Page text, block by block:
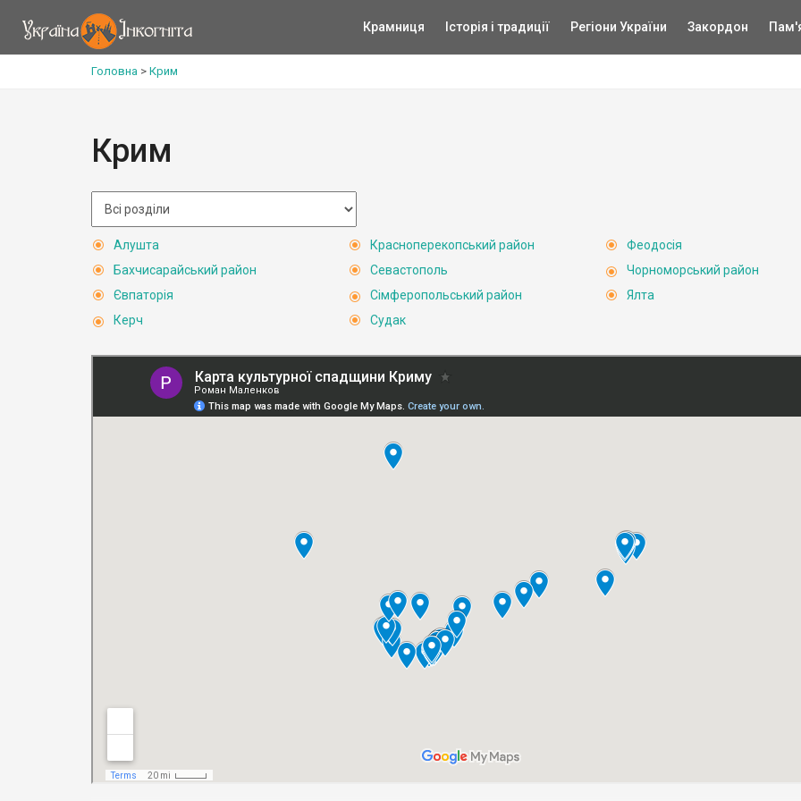
Крамниця Історія і традиції Регіони України Закордон
Головна > Крим
Крим
Алушта
Бахчисарайський район
Євпаторія
Керч
Красноперекопський район
Севастополь
Сімферопольський район
Судак
Феодосія
Чорноморський район
Ялта